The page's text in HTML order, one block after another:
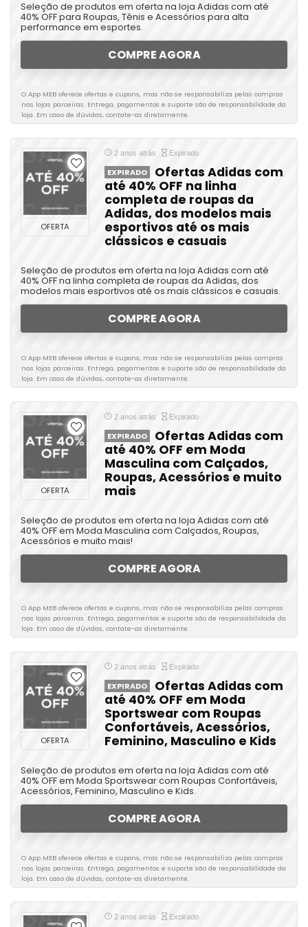
Seleção de produtos em oferta na loja Adidas com até
40% OFF para Roupas, Tênis e Acessórios para alta
performance em esportes.
COMPRE AGORA
O App MEB oferece ofertas e cupons, mas não se responsabiliza pelas compras
nas lojas parceiras. Entrega, pagamentos e suporte são de responsabilidade da
loja. Em caso de dúvidas, contate-as diretamente.
OFERTA
2 anos atrás Expirado
EXPIRADO
Ofertas Adidas com
até 40% OFF na linha
completa de roupas da
Adidas, dos modelos mais
esportivos até os mais
clássicos e casuais
Seleção de produtos em oferta na loja Adidas com até
40% OFF na linha completa de roupas da Adidas, dos
modelos mais esportivos até os mais clássicos e casuais.
COMPRE AGORA
O App MEB oferece ofertas e cupons, mas não se responsabiliza pelas compras
nas lojas parceiras. Entrega, pagamentos e suporte são de responsabilidade da
loja. Em caso de dúvidas, contate-as diretamente.
OFERTA
2 anos atrás Expirado
EXPIRADO
Ofertas Adidas com
até 40% OFF em Moda
Masculina com Calçados,
Roupas, Acessórios e muito
mais
Seleção de produtos em oferta na loja Adidas com até
40% OFF em Moda Masculina com Calçados, Roupas,
Acessórios e muito mais!
COMPRE AGORA
O App MEB oferece ofertas e cupons, mas não se responsabiliza pelas compras
nas lojas parceiras. Entrega, pagamentos e suporte são de responsabilidade da
loja. Em caso de dúvidas, contate-as diretamente.
OFERTA
2 anos atrás Expirado
EXPIRADO
Ofertas Adidas com
até 40% OFF em Moda
Sportswear com Roupas
Confortáveis, Acessórios,
Feminino, Masculino e Kids
Seleção de produtos em oferta na loja Adidas com até
40% OFF em Moda Sportswear com Roupas Confortáveis,
Acessórios, Feminino, Masculino e Kids.
COMPRE AGORA
O App MEB oferece ofertas e cupons, mas não se responsabiliza pelas compras
nas lojas parceiras. Entrega, pagamentos e suporte são de responsabilidade da
loja. Em caso de dúvidas, contate-as diretamente.
2 anos atrás Expirado